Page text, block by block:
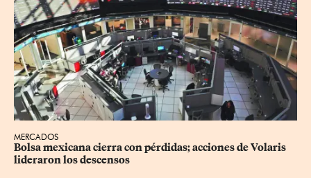
MERCADOS
Bolsa mexicana cierra con pérdidas; acciones de Volaris
lideraron los descensos